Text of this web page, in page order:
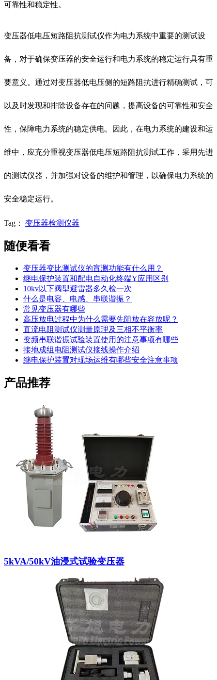
可靠性和稳定性。
变压器低电压短路阻抗测试仪作为电力系统中重要的测试设
备，对于确保变压器的安全运行和电力系统的稳定运行具有重
要意义。通过对变压器低电压侧的短路阻抗进行精确测试，可
以及时发现和排除设备存在的问题，提高设备的可靠性和安全
性，保障电力系统的稳定供电。因此，在电力系统的建设和运
维中，应充分重视变压器低电压短路阻抗测试工作，采用先进
的测试仪器，并加强对设备的维护和管理，以确保电力系统的
安全稳定运行。
Tag： 变压器检测仪器
随便看看
变压器变比测试仪的盲测功能有什么用？
继电保护装置和配电自动化终端Y应用区别
10kv以下阀型避雷器多久检一次
什么是电容、电感、串联谐振？
常见变压器有哪些
高压放电过程中为什么需要先阻放在容放呢？
直流电阻测试仪测量原理及三相不平衡率
变频串联谐振试验装置使用的注意事项有哪些
接地成组电阻测试仪接线操作介绍
继电保护装置对现场运维有哪些安全注意事项
产品推荐
5kVA/50kV油浸式试验变压器